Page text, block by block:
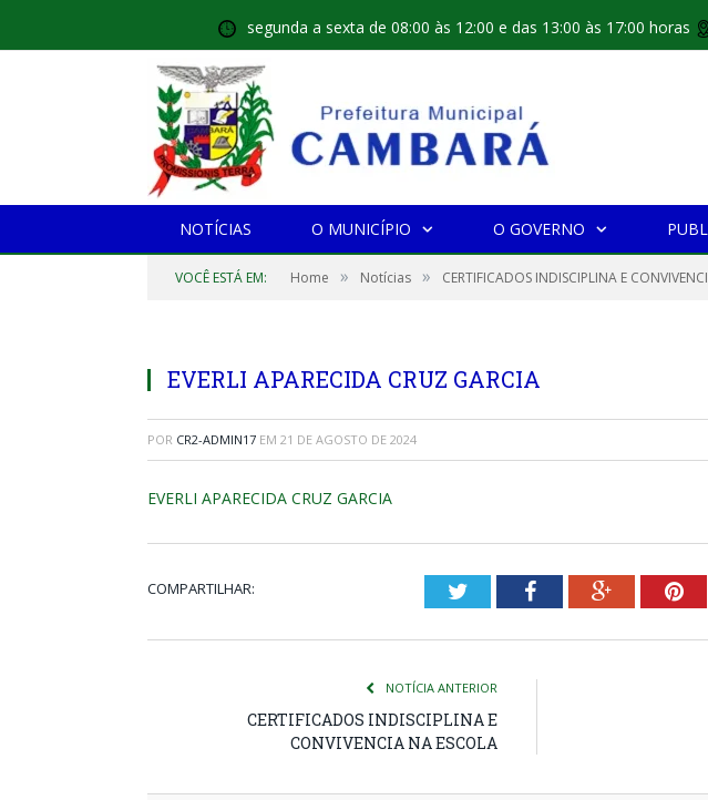
segunda a sexta de 08:00 às 12:00 e das 13:00 às 17:00 horas
NOTÍCIAS O MUNICÍPIO O GOVERNO
VOCÊ ESTÁ EM: Home » Notícias » CERTIFICADOS INDISCIPLINA E
EVERLI APARECIDA CRUZ GARCIA
POR CR2-ADMIN17 EM 21 DE AGOSTO DE 2024
EVERLI APARECIDA CRUZ GARCIA
COMPARTILHAR: TwitterFacebookGoogle+
NOTÍCIA ANTERIOR
CERTIFICADOS INDISCIPLINA E
CONVIVENCIA NA ESCOLA